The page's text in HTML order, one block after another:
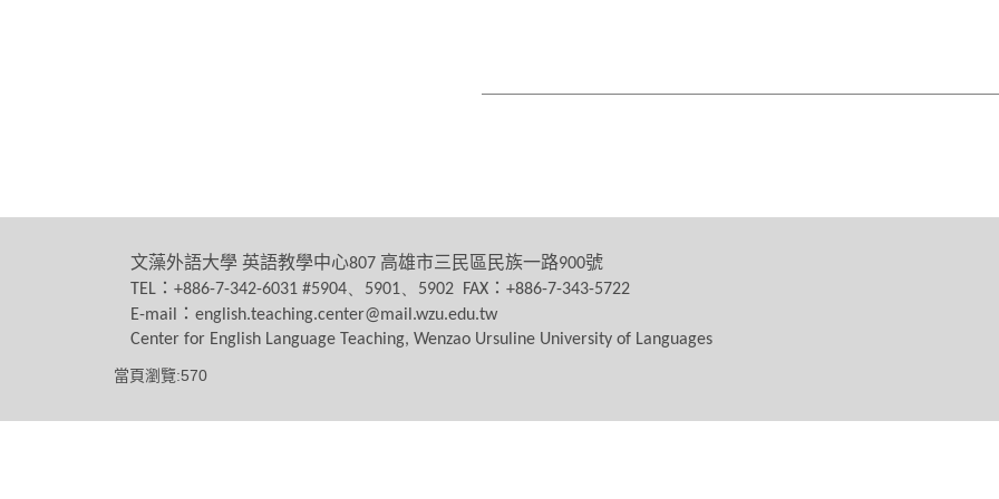
文藻外語大學 英語教學中心807 高雄市三民區民族一路900號
TEL ： +886-7-342-6031 #5904、5901、5902 FAX ： +886-7-343-5722
E-mail
： english.teaching.center@mail.wzu.edu.tw
Center for English Language Teaching, Wenzao Ursuline University of Languages
當頁瀏覽:570